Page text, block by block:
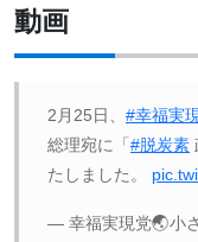
動画
2月25日、 #幸福実
総理宛に「 #脱炭素
たしました。
— 幸福実現党🌏小